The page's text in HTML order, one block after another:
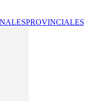
PROVINCIALES